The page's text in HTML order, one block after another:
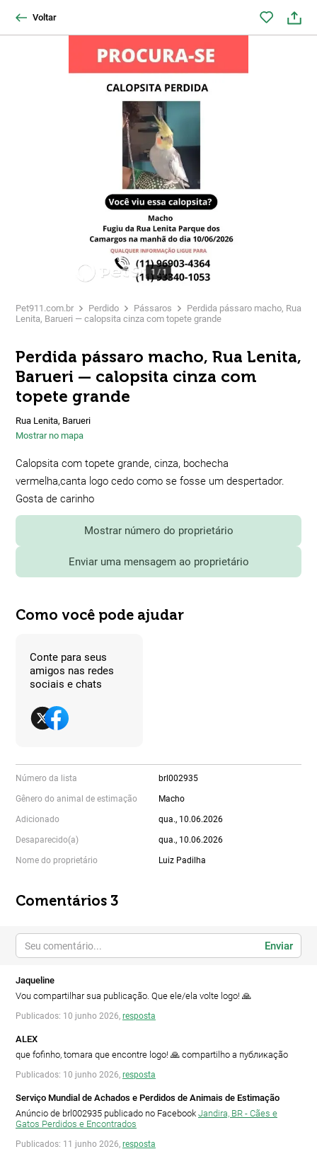
Voltar
1 /1
Pet911.com.br Perdido Pássaros
Perdida pássaro macho, Rua
Lenita, Barueri — calopsita cinza com topete grande
Perdida pássaro macho, Rua Lenita,
Barueri — calopsita cinza com
topete grande
Rua Lenita, Barueri
Mostrar no mapa
Calopsita com topete grande, cinza, bochecha
vermelha,canta logo cedo como se fosse um despertador.
Gosta de carinho
Mostrar número do proprietário
Enviar uma mensagem ao proprietário
Como você pode ajudar
Conte para seus
amigos nas redes
sociais e chats
Número da lista brl002935
Gênero do animal de estimação Macho
Adicionado qua., 10.06.2026
Desaparecido(a) qua., 10.06.2026
Nome do proprietário Luiz Padilha
Comentários 3
Enviar
Jaqueline
Vou compartilhar sua publicação. Que ele/ela volte logo! 🙏
Publicados: 10 junho 2026, resposta
ALEX
que fofinho, tomara que encontre logo! 🙏 compartilho a публикаção
Publicados: 10 junho 2026, resposta
Serviço Mundial de Achados e Perdidos de Animais de Estimação
Anúncio de brl002935 publicado no Facebook Jandira, BR - Cães e
Gatos Perdidos e Encontrados
Publicados: 11 junho 2026, resposta